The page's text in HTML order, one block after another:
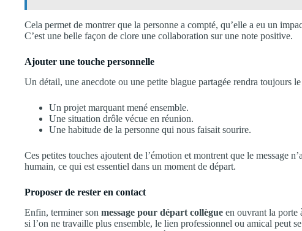
Cela permet de montrer que la personne a compté, qu’elle a eu un
C’est une belle façon de clore une collaboration sur une note positive.
Ajouter une touche personnelle
Un détail, une anecdote ou une petite blague partagée rendra toujours
Un projet marquant mené ensemble.
Une situation drôle vécue en réunion.
Une habitude de la personne qui nous faisait sourire.
Ces petites touches ajoutent de l’émotion et montrent que le message
humain, ce qui est essentiel dans un moment de départ.
Proposer de rester en contact
Enfin, terminer son message pour départ collègue en ouvrant la porte
si l’on ne travaille plus ensemble, le lien professionnel ou amical peut